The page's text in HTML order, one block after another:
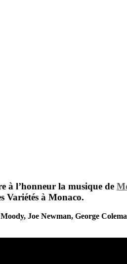
à l’honneur la musique de
Variétés à Monaco.
Joe Newman, George